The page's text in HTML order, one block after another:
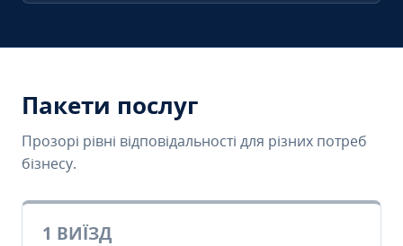
Пакети послуг
Прозорі рівні відповідальності для різних потреб
бізнесу.
1 ВИЇЗД